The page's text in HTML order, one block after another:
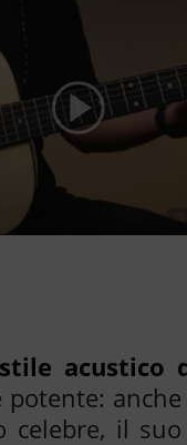
stile acustico
anche
il